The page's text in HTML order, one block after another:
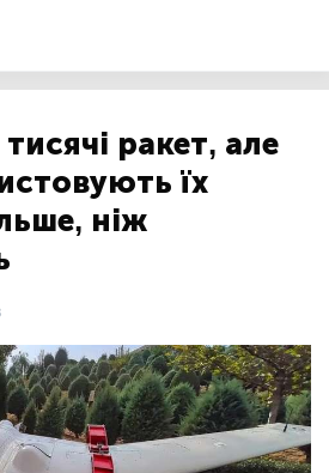
ракет, але
їх
ніж